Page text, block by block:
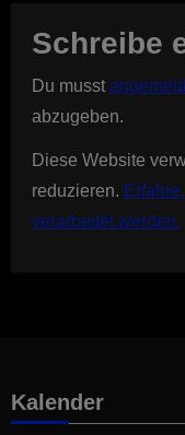
Schreibe
Du musst
abzugeben.
Diese Website
reduzieren.
verarbeitet werden.
Kalender